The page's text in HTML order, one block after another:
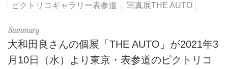
ピクトリコギャラリー表参道
写真展THE AUTO
大和田良さんの個展「THE AUTO」が2021年3
月10日（水）より東京・表参道のピクトリコ